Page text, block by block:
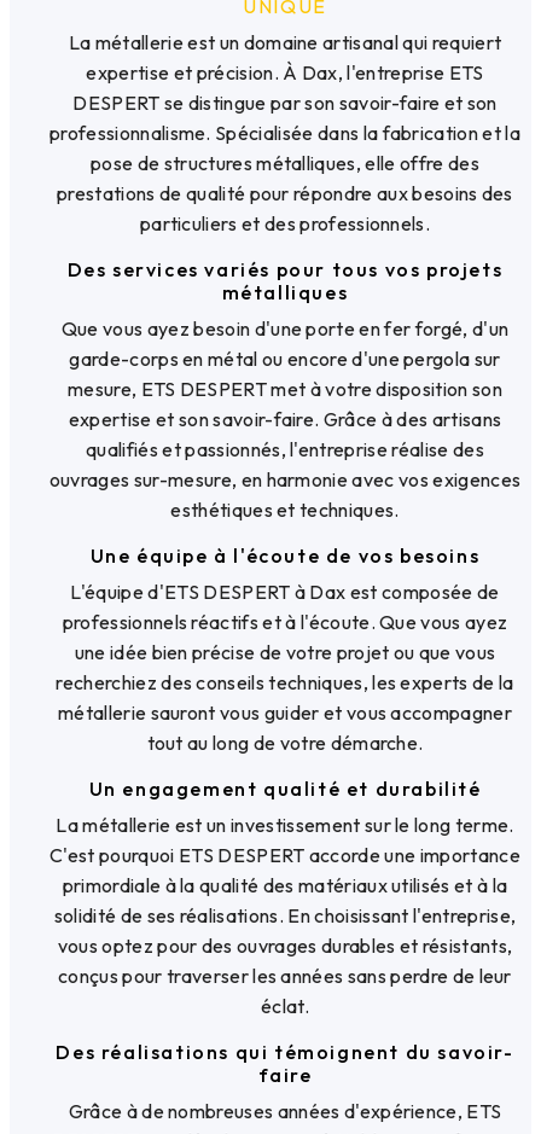
UNIQUE
La métallerie est un domaine artisanal qui requiert
expertise et précision. À Dax, l'entreprise ETS
DESPERT se distingue par son savoir-faire et son
professionnalisme. Spécialisée dans la fabrication et la
pose de structures métalliques, elle offre des
prestations de qualité pour répondre aux besoins des
particuliers et des professionnels.
Des services variés pour tous vos projets
métalliques
Que vous ayez besoin d'une porte en fer forgé, d'un
garde-corps en métal ou encore d'une pergola sur
mesure, ETS DESPERT met à votre disposition son
expertise et son savoir-faire. Grâce à des artisans
qualifiés et passionnés, l'entreprise réalise des
ouvrages sur-mesure, en harmonie avec vos exigences
esthétiques et techniques.
Une équipe à l'écoute de vos besoins
L'équipe d'ETS DESPERT à Dax est composée de
professionnels réactifs et à l'écoute. Que vous ayez
une idée bien précise de votre projet ou que vous
recherchiez des conseils techniques, les experts de la
métallerie sauront vous guider et vous accompagner
tout au long de votre démarche.
Un engagement qualité et durabilité
La métallerie est un investissement sur le long terme.
C'est pourquoi ETS DESPERT accorde une importance
primordiale à la qualité des matériaux utilisés et à la
solidité de ses réalisations. En choisissant l'entreprise,
vous optez pour des ouvrages durables et résistants,
conçus pour traverser les années sans perdre de leur
éclat.
Des réalisations qui témoignent du savoir-
faire
Grâce à de nombreuses années d'expérience, ETS